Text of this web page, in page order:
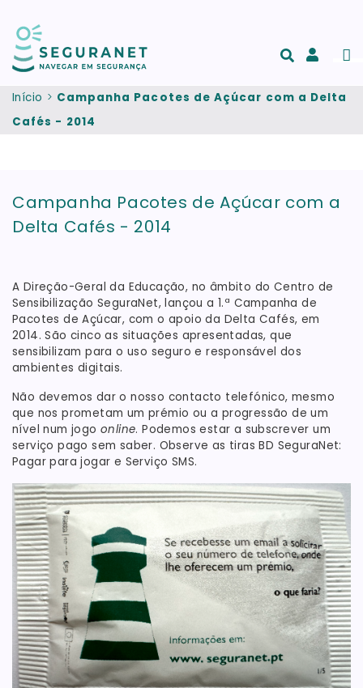
e
Início
Campanha Pacotes de Açúcar com a Delta
Cafés - 2014
Campanha Pacotes de Açúcar com a
Delta Cafés - 2014
A Direção-Geral da Educação, no âmbito do Centro de
Sensibilização SeguraNet, lançou a 1.ª Campanha de
Pacotes de Açúcar, com o apoio da Delta Cafés, em
2014. São cinco as situações apresentadas, que
sensibilizam para o uso seguro e responsável dos
ambientes digitais.
Não devemos dar o nosso contacto telefónico, mesmo
que nos prometam um prémio ou a progressão de um
nível num jogoonline. Podemos estar a subscrever um
serviço pago sem saber. Observe as tiras BD SeguraNet:
Pagar para jogar e Serviço SMS.